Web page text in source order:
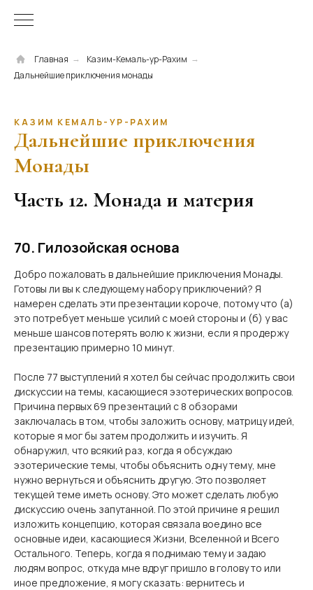
Главная → Казим-Кемаль-ур-Рахим →
Дальнейшие приключения монады
КАЗИМ КЕМАЛЬ-УР-РАХИМ
Дальнейшие приключения
Монады
Часть 12. Монада и материя
70. Гилозойская основа
Добро пожаловать в дальнейшие приключения Монады.
Готовы ли вы к следующему набору приключений? Я
намерен сделать эти презентации короче, потому что (а)
это потребует меньше усилий с моей стороны и (б) у вас
меньше шансов потерять волю к жизни, если я продержу
презентацию примерно 10 минут.
После 77 выступлений я хотел бы сейчас продолжить свои
дискуссии на темы, касающиеся эзотерических вопросов.
Причина первых 69 презентаций с 8 обзорами
заключалась в том, чтобы заложить основу, матрицу идей,
которые я мог бы затем продолжить и изучить. Я
обнаружил, что всякий раз, когда я обсуждаю
эзотерические темы, чтобы объяснить одну тему, мне
нужно вернуться и объяснить другую. Это позволяет
текущей теме иметь основу. Это может сделать любую
дискуссию очень запутанной. По этой причине я решил
изложить концепцию, которая связала воедино все
основные идеи, касающиеся Жизни, Вселенной и Всего
Остального. Теперь, когда я поднимаю тему и задаю
людям вопрос, откуда мне вдруг пришло в голову то или
иное предложение, я могу сказать: вернитесь и